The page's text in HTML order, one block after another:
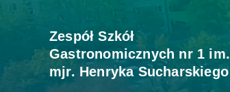
Zespół Szkół
Gastronomicznych nr 1 im.
mjr. Henryka Sucharskiego